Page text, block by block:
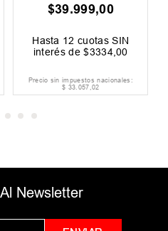
$39.999,00
Hasta 12 cuotas SIN
interés de$3334,00
Precio sin impuestos nacionales:
$ 33.057,02
Newsletter